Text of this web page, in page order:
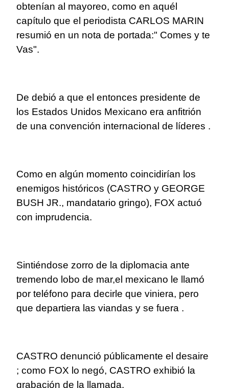
obtenían al mayoreo, como en aquél
capítulo que el periodista CARLOS MARIN
resumió en un nota de portada:" Comes y te
Vas".
De debió a que el entonces presidente de
los Estados Unidos Mexicano era anfitrión
de una convención internacional de líderes .
Como en algún momento coincidirían los
enemigos históricos (CASTRO y GEORGE
BUSH JR., mandatario gringo), FOX actuó
con imprudencia.
Sintiéndose zorro de la diplomacia ante
tremendo lobo de mar,el mexicano le llamó
por teléfono para decirle que viniera, pero
que departiera las viandas y se fuera .
CASTRO denunció públicamente el desaire
; como FOX lo negó, CASTRO exhibió la
grabación de la llamada.